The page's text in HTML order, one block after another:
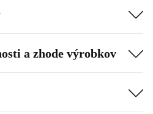
a zhode výrobkov